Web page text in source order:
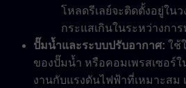
โหลดรีเลย์จะติดตั้งอยู่ใน
กระแสเกินในระหว่างกา
ปั๊มน้ำและระบบปรับอากาศ: ใช้
ของปั๊มน้ำ หรือคอมเพรสเซอร์
งานกับแรงดันไฟฟ้าที่เหมาะสม